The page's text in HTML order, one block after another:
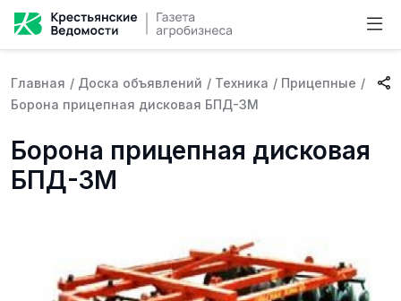
Главная / Доска объявлений / Техника / Прицепные /
Борона прицепная дисковая БПД-3М
Борона прицепная дисковая
БПД-3М